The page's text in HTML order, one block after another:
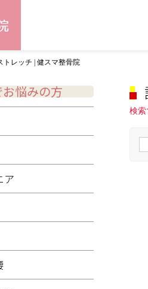
トレッチ | 健スマ整骨院
検索
悩みの方
ア